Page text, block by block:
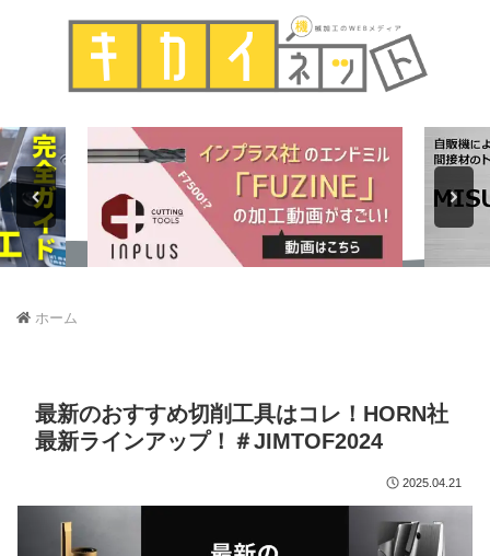
ホーム
最新のおすすめ切削工具はコレ！HORN社
最新ラインアップ！＃JIMTOF2024
2025.04.21